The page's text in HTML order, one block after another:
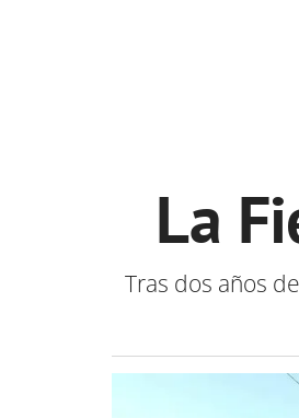
La
Tras dos años